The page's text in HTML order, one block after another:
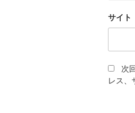
サイト
次
レス、